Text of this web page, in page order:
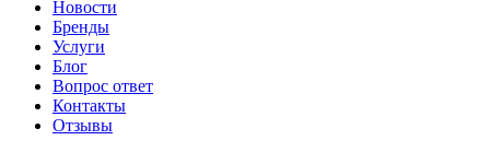
Новости
Бренды
Услуги
Блог
Вопрос ответ
Контакты
Отзывы